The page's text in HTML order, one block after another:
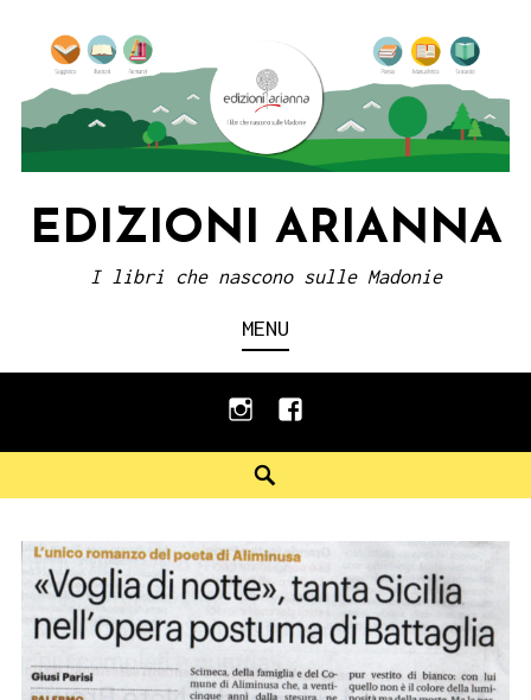
content
EDIZIONI ARIANNA
I libri che nascono sulle Madonie
MENU
instagramfacebook